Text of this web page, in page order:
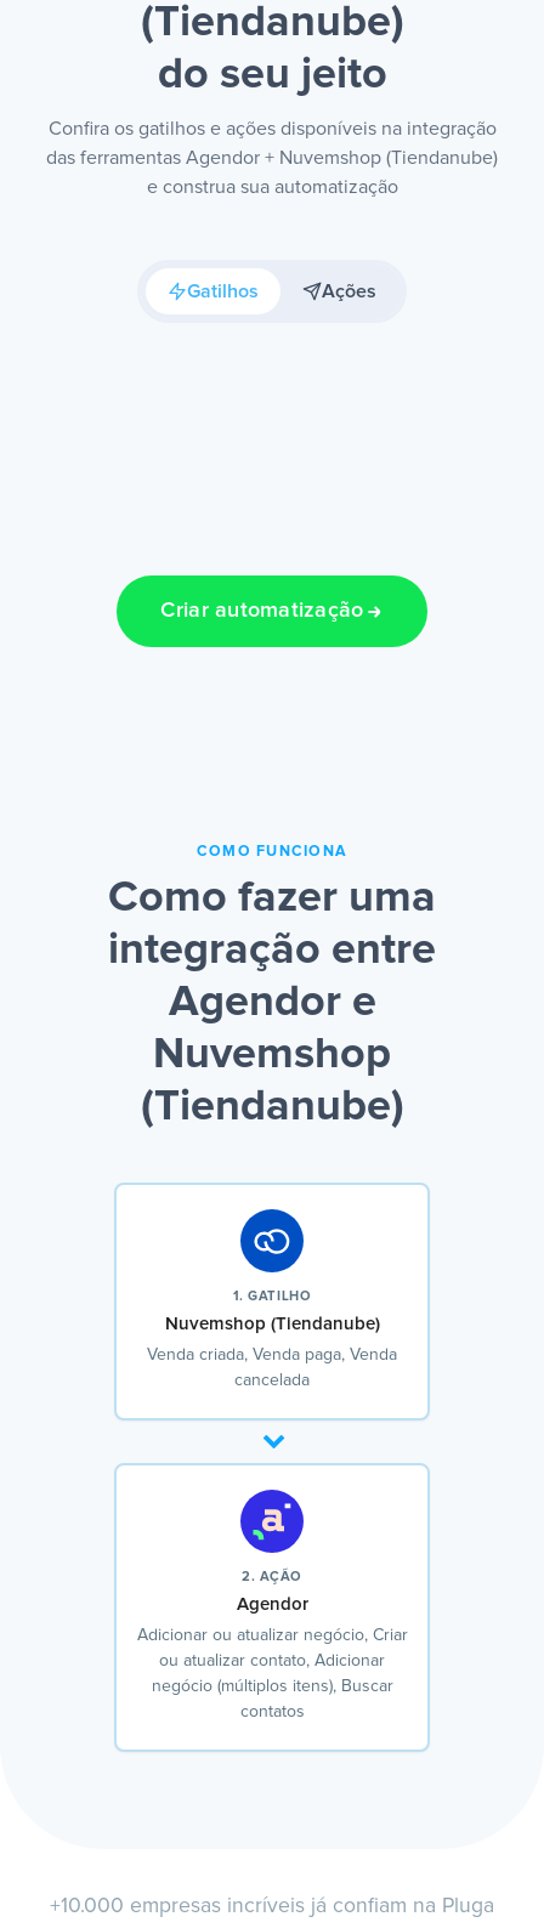
(Tiendanube)
do seu jeito
Confira os gatilhos e ações disponíveis na integração
das ferramentas Agendor + Nuvemshop (Tiendanube)
e construa sua automatização
Gatilhos Ações
Criar automatização
COMO FUNCIONA
Como fazer uma
integração entre
Agendor e
Nuvemshop
(Tiendanube)
1. GATILHO
Nuvemshop (Tiendanube)
Venda criada, Venda paga, Venda
cancelada
2. AÇÃO
Agendor
Adicionar ou atualizar negócio, Criar
ou atualizar contato, Adicionar
negócio (múltiplos itens), Buscar
contatos
+10.000 empresas incríveis já confiam na Pluga